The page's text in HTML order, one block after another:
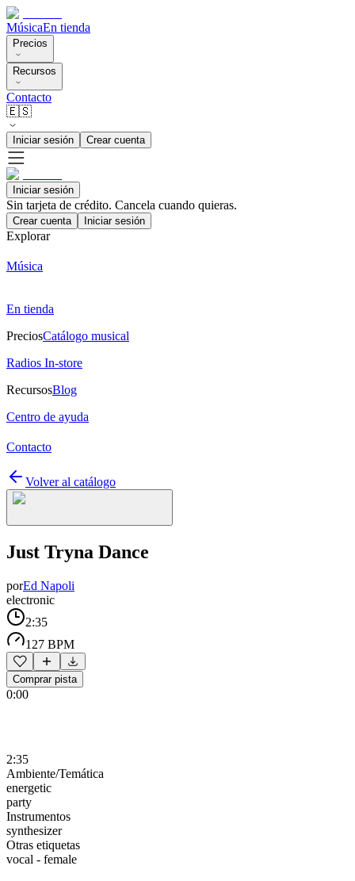
MúsicaEn tienda
Precios
Recursos
Contacto
🇪🇸
Iniciar sesión Crear cuenta
Iniciar sesión
Sin tarjeta de crédito. Cancela cuando quieras.
Crear cuenta Iniciar sesión
Explorar
Música
En tienda
PreciosCatálogo musical
Radios In-store
RecursosBlog
Centro de ayuda
Contacto
Volver al catálogo
Just Tryna Dance
porEd Napoli
electronic
2:35
127 BPM
Comprar pista
0:00
2:35
Ambiente/Temática
energetic
party
Instrumentos
synthesizer
Otras etiquetas
vocal - female